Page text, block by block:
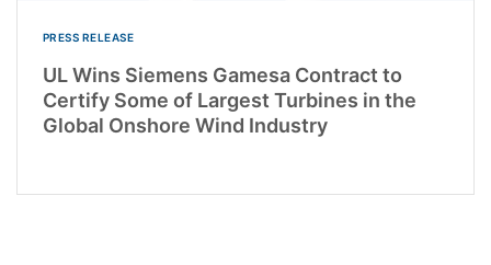
PRESS RELEASE
UL Wins Siemens Gamesa Contract to
Certify Some of Largest Turbines in the
Global Onshore Wind Industry